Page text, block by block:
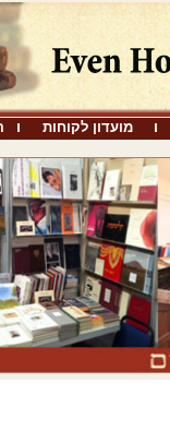
מועדון לקוחות